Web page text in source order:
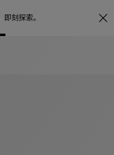
即刻探索。